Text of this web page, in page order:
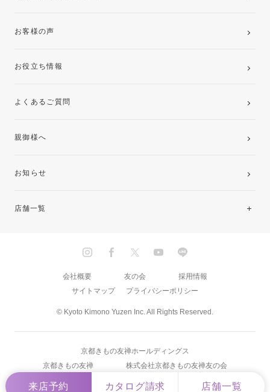
来店予約 カタログ請求 店舗一覧
お客様の声
お役立ち情報
よくあるご質問
親御様へ
お知らせ
店舗一覧
九州
© Kyoto Kimono Yuzen Inc. All Rights Reserved.
会社概要 友の会
採用情報
サイトマップ
プライバシーポリシー
京都きもの友禅ホールディングス
京都きもの友禅
株式会社京都きもの友禅友の会